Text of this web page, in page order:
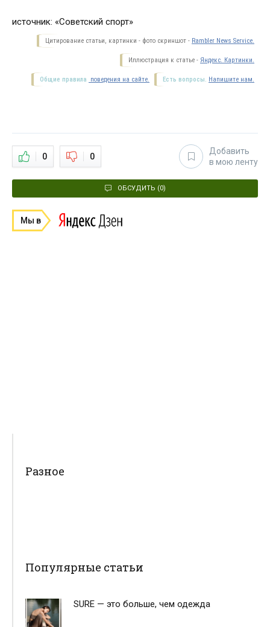
источник: «Советский спорт»
Цитирование статьи, картинки - фото скриншот - Rambler News Service.
Иллюстрация к статье - Яндекс. Картинки.
Есть вопросы. Напишите нам.
Общие правила поведения на сайте.
0 0
Добавить
в мою ленту
ОБСУДИТЬ (0)
Мы в
Разное
Популярные статьи
SURE — это больше, чем одежда